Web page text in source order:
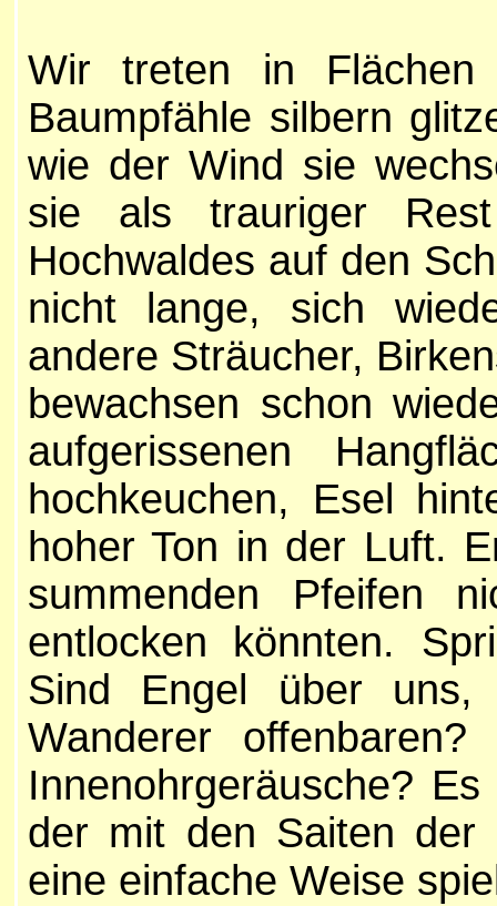
Wir treten in Flächen
Baumpfähle silbern
wie der Wind sie
sie als trauriger
Hochwaldes auf den
nicht lange, sich
andere Sträucher,
bewachsen schon
aufgerissenen
hochkeuchen, Esel
hoher Ton in der Luft.
summenden Pfeifen
entlocken könnten.
Sind Engel über
Wanderer
Innenohrgeräusche?
der mit den Saiten der
eine einfache Weise